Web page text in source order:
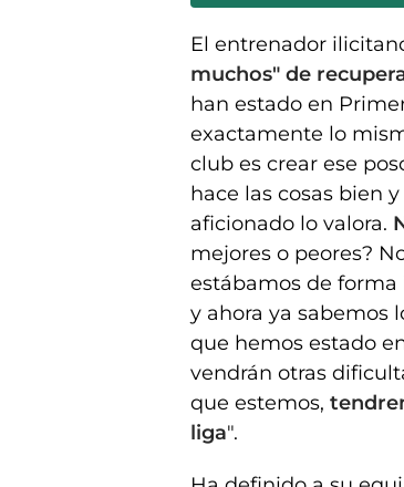
El entrenador
muchos" de
han estado en
exactamente lo
club es crear ese
hace las cosas bien
aficionado lo valora.
mejores o peores?
estábamos de forma
y ahora ya sabemos
que hemos estado
vendrán otras
que estemos,
liga".